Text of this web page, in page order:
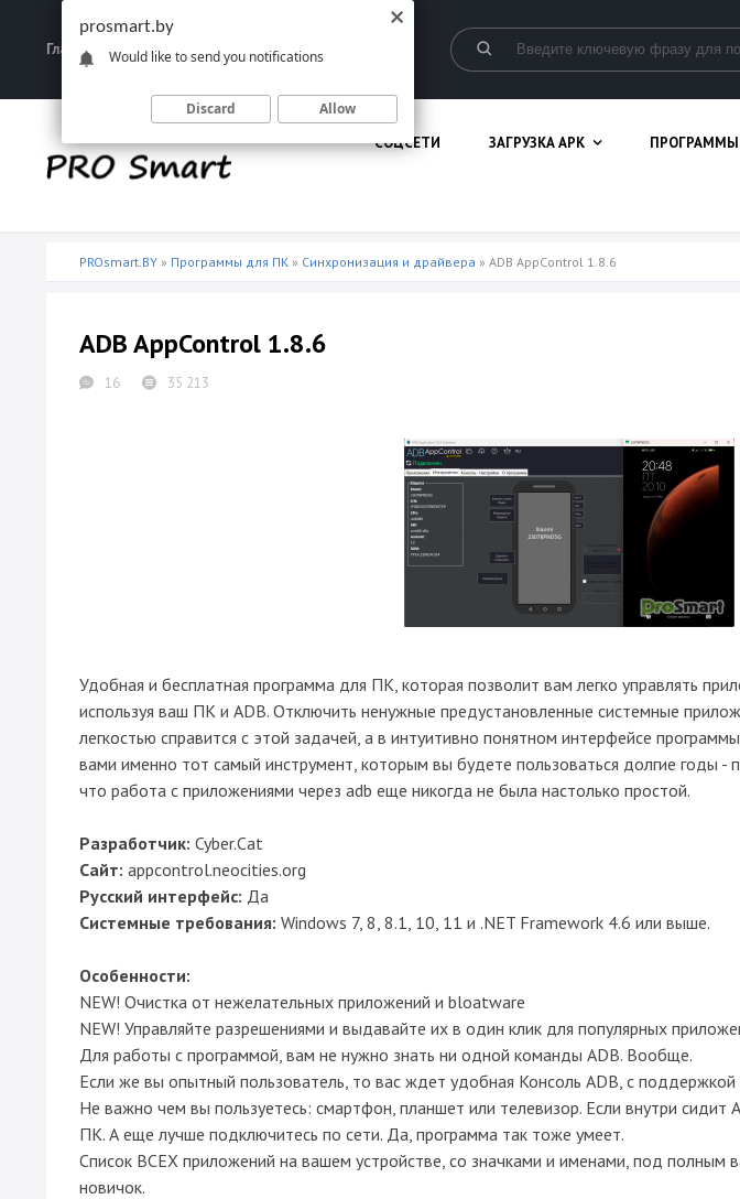
Главная Запрещенные материалы
СОЦСЕТИ ЗАГРУЗКА APK ПРОГРАММЫ
PROsmart.BY » Программы для ПК » Синхронизация и драйвера » ADB AppControl 1.8.6
ADB AppControl 1.8.6
16 35 213
Удобная и бесплатная программа для ПК, которая позволит вам легко управлять
используя ваш ПК и ADB. Отключить ненужные предустановленные системные
легкостью справится с этой задачей, а в интуитивно понятном интерфейсе
вами именно тот самый инструмент, которым вы будете пользоваться долгие годы -
что работа с приложениями через adb еще никогда не была настолько простой.
Разработчик: Cyber.Cat
Сайт: appcontrol.neocities.org
Русский интерфейс: Да
Системные требования: Windows 7, 8, 8.1, 10, 11 и .NET Framework 4.6 или выше.
Особенности:
NEW! Очистка от нежелательных приложений и bloatware
NEW! Управляйте разрешениями и выдавайте их в один клик для популярных
Для работы с программой, вам не нужно знать ни одной команды ADB. Вообще.
Если же вы опытный пользователь, то вас ждет удобная Консоль ADB, с
Не важно чем вы пользуетесь: смартфон, планшет или телевизор. Если внутри сидит
ПК. А еще лучше подключитесь по сети. Да, программа так тоже умеет.
Список ВСЕХ приложений на вашем устройстве, со значками и именами, под полным
новичок.
prosmart.by
Would like to send you notifications
Discard Allow